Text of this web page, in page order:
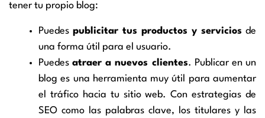
tener tu propio blog:
Puedes publicitar tus productos y servicios de
una forma útil para el usuario.
Puedesatraer a nuevos clientes. Publicar en un
blog es una herramienta muy útil para aumentar
el tráfico hacia tu sitio web. Con estrategias de
SEO como las palabras clave, los titulares y las